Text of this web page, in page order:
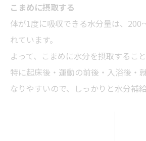
こまめに摂取する
体が1度に吸収できる水分量は、
れています。
よって、こまめに水分を摂取するこ
特に起床後・運動の前後・入浴後・
なりやすいので、しっかりと水分補